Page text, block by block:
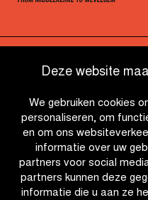
Deze website
We gebruiken cookies
personaliseren, om
en om ons
informatie over uw
partners voor social
partners kunnen deze
informatie die u aan ze
QUICK LINKS
CONTACT
NIEUWSBRIEF